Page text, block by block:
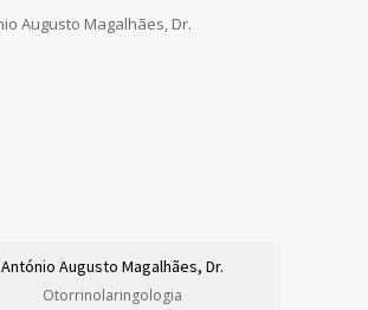
António Augusto Magalhães, Dr.
Otorrinolaringologia